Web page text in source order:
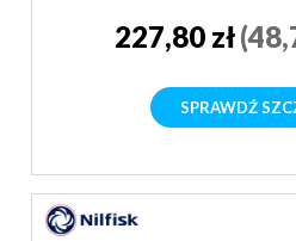
227,80 zł
SPRAWDŹ